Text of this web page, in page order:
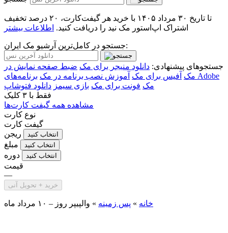
تا تاریخ ۳۰ مرداد ۱۴۰۵ با خرید هر گیفت‌کارت، ۲۰ درصد تخفیف
اشتراک اپ‌استور مک نید را دریافت کنید. اطلاعات بیشتر
جستجو در کامل‌ترین آرشیو مک ایران:
جستجوهای پیشنهادی: دانلود منیجر برای مک ضبط صفحه نمایش در
مک آفیس برای مک آموزش نصب برنامه در مک برنامه‌های Adobe
مک فونت برای مک بازی سیمز دانلود فتوشاپ
فقط با ۳ کلیک
مشاهده همه گیفت کارت‌ها
نوع کارت
گیفت کارت
ریجن
انتخاب کنید
مبلغ انتخاب کنید
دوره انتخاب کنید
قیمت
—
خرید + تحویل آنی
خانه » پس زمینه » والپیپر روز – ۱۰ مرداد ماه